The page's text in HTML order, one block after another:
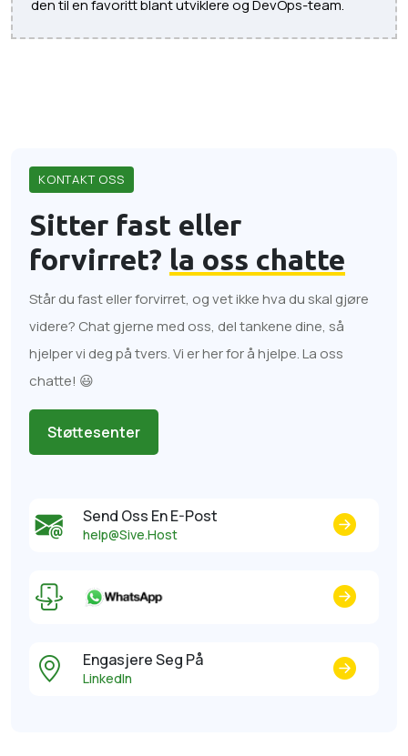
den til en favoritt blant utviklere og DevOps-team.
KONTAKT OSS
Sitter fast eller
forvirret? la oss chatte
Står du fast eller forvirret, og vet ikke hva du skal gjøre
videre? Chat gjerne med oss, del tankene dine, så
hjelper vi deg på tvers. Vi er her for å hjelpe. La oss
chatte! 😃
Støttesenter
Send Oss ​​en E-Post
help@Sive.Host
Engasjere Seg På
LinkedIn